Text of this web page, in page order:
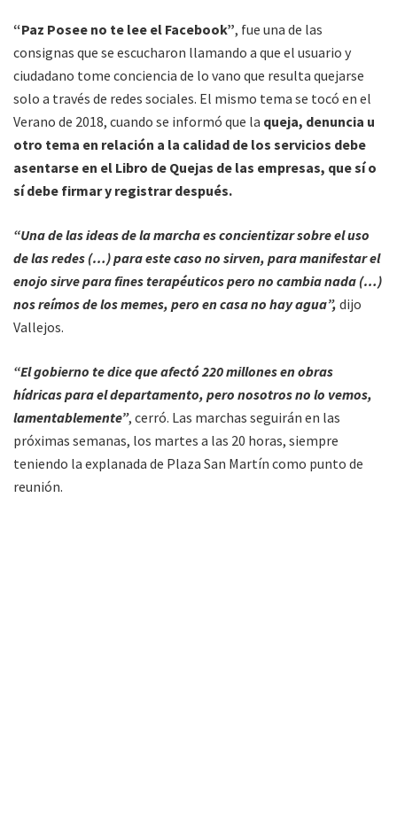
“Paz Posee no te lee el Facebook”, fue una de las
consignas que se escucharon llamando a que el usuario y
ciudadano tome conciencia de lo vano que resulta quejarse
solo a través de redes sociales. El mismo tema se tocó en el
Verano de 2018, cuando se informó que la queja, denuncia u
otro tema en relación a la calidad de los servicios debe
asentarse en el Libro de Quejas de las empresas, que sí o
sí debe firmar y registrar después.
“Una de las ideas de la marcha es concientizar sobre el uso
de las redes (…) para este caso no sirven, para manifestar el
enojo sirve para fines terapéuticos pero no cambia nada (…)
nos reímos de los memes, pero en casa no hay agua”, dijo
Vallejos.
“El gobierno te dice que afectó 220 millones en obras
hídricas para el departamento, pero nosotros no lo vemos,
lamentablemente”, cerró. Las marchas seguirán en las
próximas semanas, los martes a las 20 horas, siempre
teniendo la explanada de Plaza San Martín como punto de
reunión.